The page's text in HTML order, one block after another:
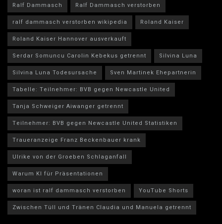
Ralf Dammasch
Ralf Dammasch verstorben
ralf dammasch verstorben wikipedia
Roland Kaiser
Roland Kaiser Hannover ausverkauft
Serdar Somuncu Carolin Kebekus getrennt
Silvina Luna
Silvina Luna Todesursache
Sven Martinek Ehepartnerin
Tabelle: Teilnehmer: BVB gegen Newcastle United
Tanja Schweiger Aiwanger getrennt
Teilnehmer: BVB gegen Newcastle United Statistiken
Traueranzeige Franz Beckenbauer krank
Ulrike von der Groeben Schlaganfall
Warum KI für Präsentationen
woran ist ralf dammasch verstorben
YouTube Shorts
Zwischen Tüll und Tränen Claudia und Manuela getrennt